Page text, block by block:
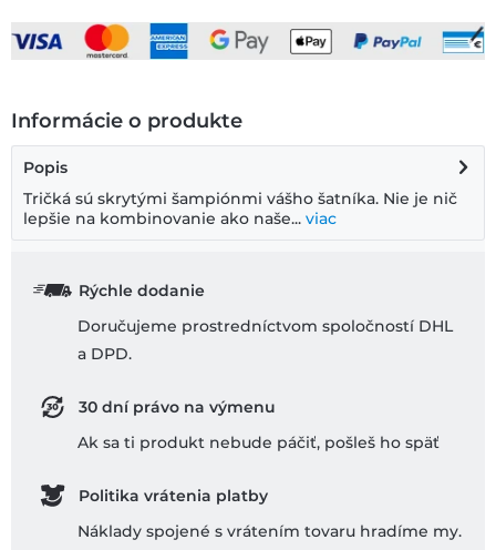
Informácie o produkte
Popis
Tričká sú skrytými šampiónmi vášho šatníka. Nie je nič
lepšie na kombinovanie ako naše... viac
Rýchle dodanie
Doručujeme prostredníctvom spoločností DHL
a DPD.
30 dní právo na výmenu
Ak sa ti produkt nebude páčiť, pošleš ho späť
Politika vrátenia platby
Náklady spojené s vrátením tovaru hradíme my.